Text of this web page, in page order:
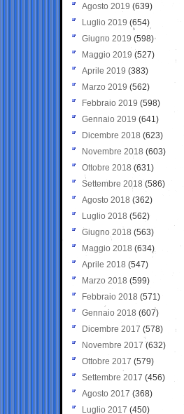
Agosto 2019 (639)
Luglio 2019 (654)
Giugno 2019 (598)
Maggio 2019 (527)
Aprile 2019 (383)
Marzo 2019 (562)
Febbraio 2019 (598)
Gennaio 2019 (641)
Dicembre 2018 (623)
Novembre 2018 (603)
Ottobre 2018 (631)
Settembre 2018 (586)
Agosto 2018 (362)
Luglio 2018 (562)
Giugno 2018 (563)
Maggio 2018 (634)
Aprile 2018 (547)
Marzo 2018 (599)
Febbraio 2018 (571)
Gennaio 2018 (607)
Dicembre 2017 (578)
Novembre 2017 (632)
Ottobre 2017 (579)
Settembre 2017 (456)
Agosto 2017 (368)
Luglio 2017 (450)